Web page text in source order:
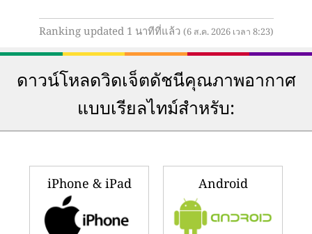
Ranking updated 1 นาทีที่แล้ว (6 ส.ค. 2026 เวลา 8:23)
ดาวน์โหลดวิดเจ็ตดัชนีคุณภาพอากาศ
แบบเรียลไทม์สำหรับ:
iPhone & iPad Android